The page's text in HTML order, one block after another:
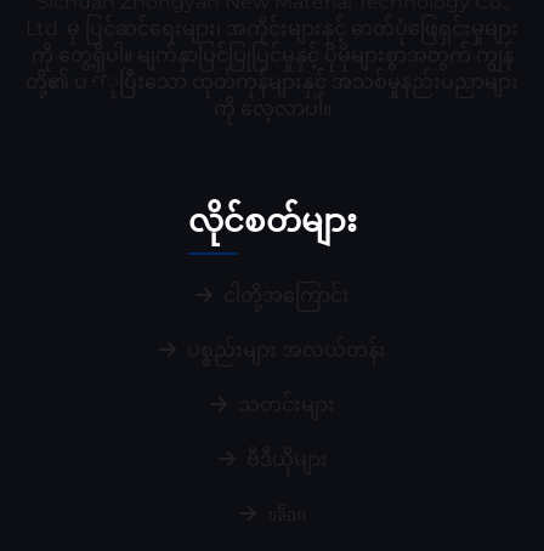
လိုင်စတ်များ